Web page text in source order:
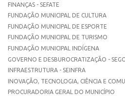
FINANÇAS - SEFATE
FUNDAÇÃO MUNICIPAL DE CULTURA
FUNDAÇÃO MUNICIPAL DE ESPORTE
FUNDAÇÃO MUNICIPAL DE TURISMO
FUNDAÇÃO MUNICIPAL INDÍGENA
GOVERNO E DESBUROCRATIZAÇÃO -
INFRAESTRUTURA - SEINFRA
INOVAÇÃO, TECNOLOGIA, CIÊNCIA E
PROCURADORIA GERAL DO MUNICÍPIO